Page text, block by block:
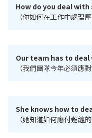
How do you deal
（你如何在工作中處理壓
Our team has to
（我們團隊今年必須應
She knows how to
（她知道如何應付難纏的